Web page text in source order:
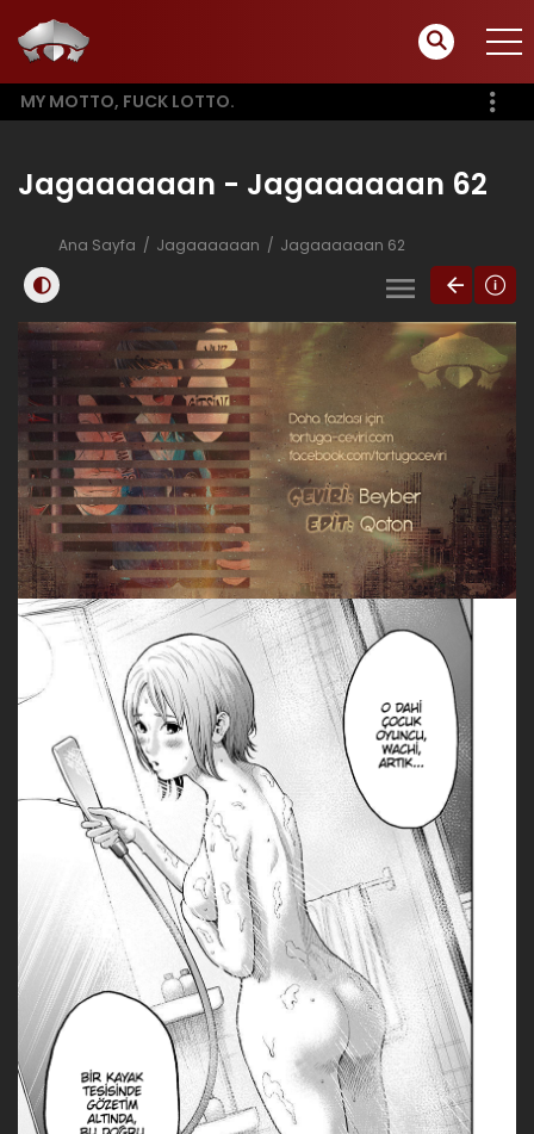
MY MOTTO, FUCK LOTTO.
Jagaaaaaan - Jagaaaaaan 62
Ana Sayfa Jagaaaaaan Jagaaaaaan 62